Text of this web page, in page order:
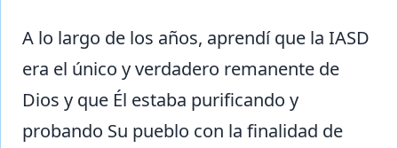
A lo largo de los años, aprendí que la IASD
era el único y verdadero remanente de
Dios y que Él estaba purificando y
probando Su pueblo con la finalidad de